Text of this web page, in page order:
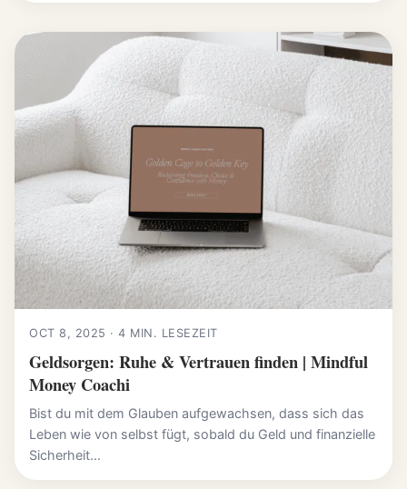
OCT 8, 2025 · 4 MIN. LESEZEIT
Geldsorgen: Ruhe & Vertrauen finden | Mindful
Money Coachi
Bist du mit dem Glauben aufgewachsen, dass sich das
Leben wie von selbst fügt, sobald du Geld und finanzielle
Sicherheit...